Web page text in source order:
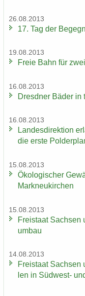
26.08.2013
17. Tag der
19.08.2013
Freie Bahn für
16.08.2013
Dresd­ner Bäder in
16.08.2013
Lan­des­di­rek­ti­on
die erste
15.08.2013
Öko­lo­gi­scher
Mark­neu­kir­chen
15.08.2013
Frei­staat
um­bau
14.08.2013
Frei­staat Sach­sen
len in Südwest-​